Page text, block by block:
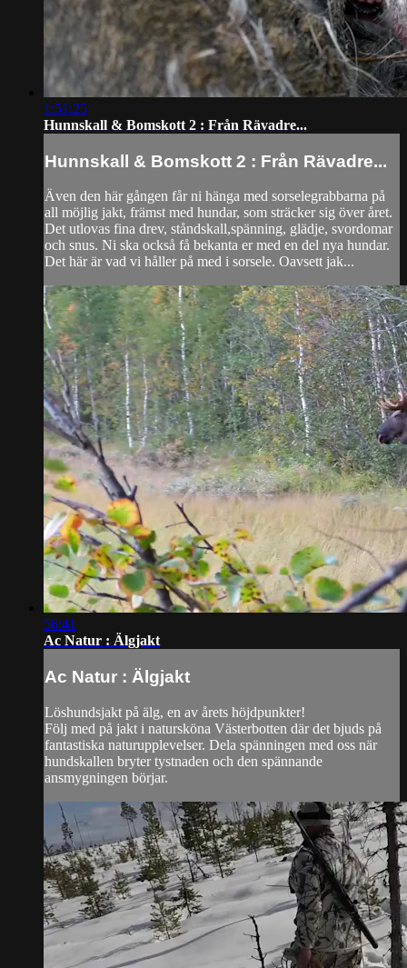
1:51:25
Hunnskall & Bomskott 2 : Från Rävadre...
Hunnskall & Bomskott 2 : Från Rävadre...
Även den här gången får ni hänga med sorselegrabbarna på
all möjlig jakt, främst med hundar, som sträcker sig över året.
Det utlovas fina drev, ståndskall,spänning, glädje, svordomar
och snus. Ni ska också få bekanta er med en del nya hundar.
Det här är vad vi håller på med i sorsele. Oavsett jak...
56:41
Ac Natur : Älgjakt
Ac Natur : Älgjakt
Löshundsjakt på älg, en av årets höjdpunkter!
Följ med på jakt i natursköna Västerbotten där det bjuds på
fantastiska naturupplevelser. Dela spänningen med oss när
hundskallen bryter tystnaden och den spännande
ansmygningen börjar.